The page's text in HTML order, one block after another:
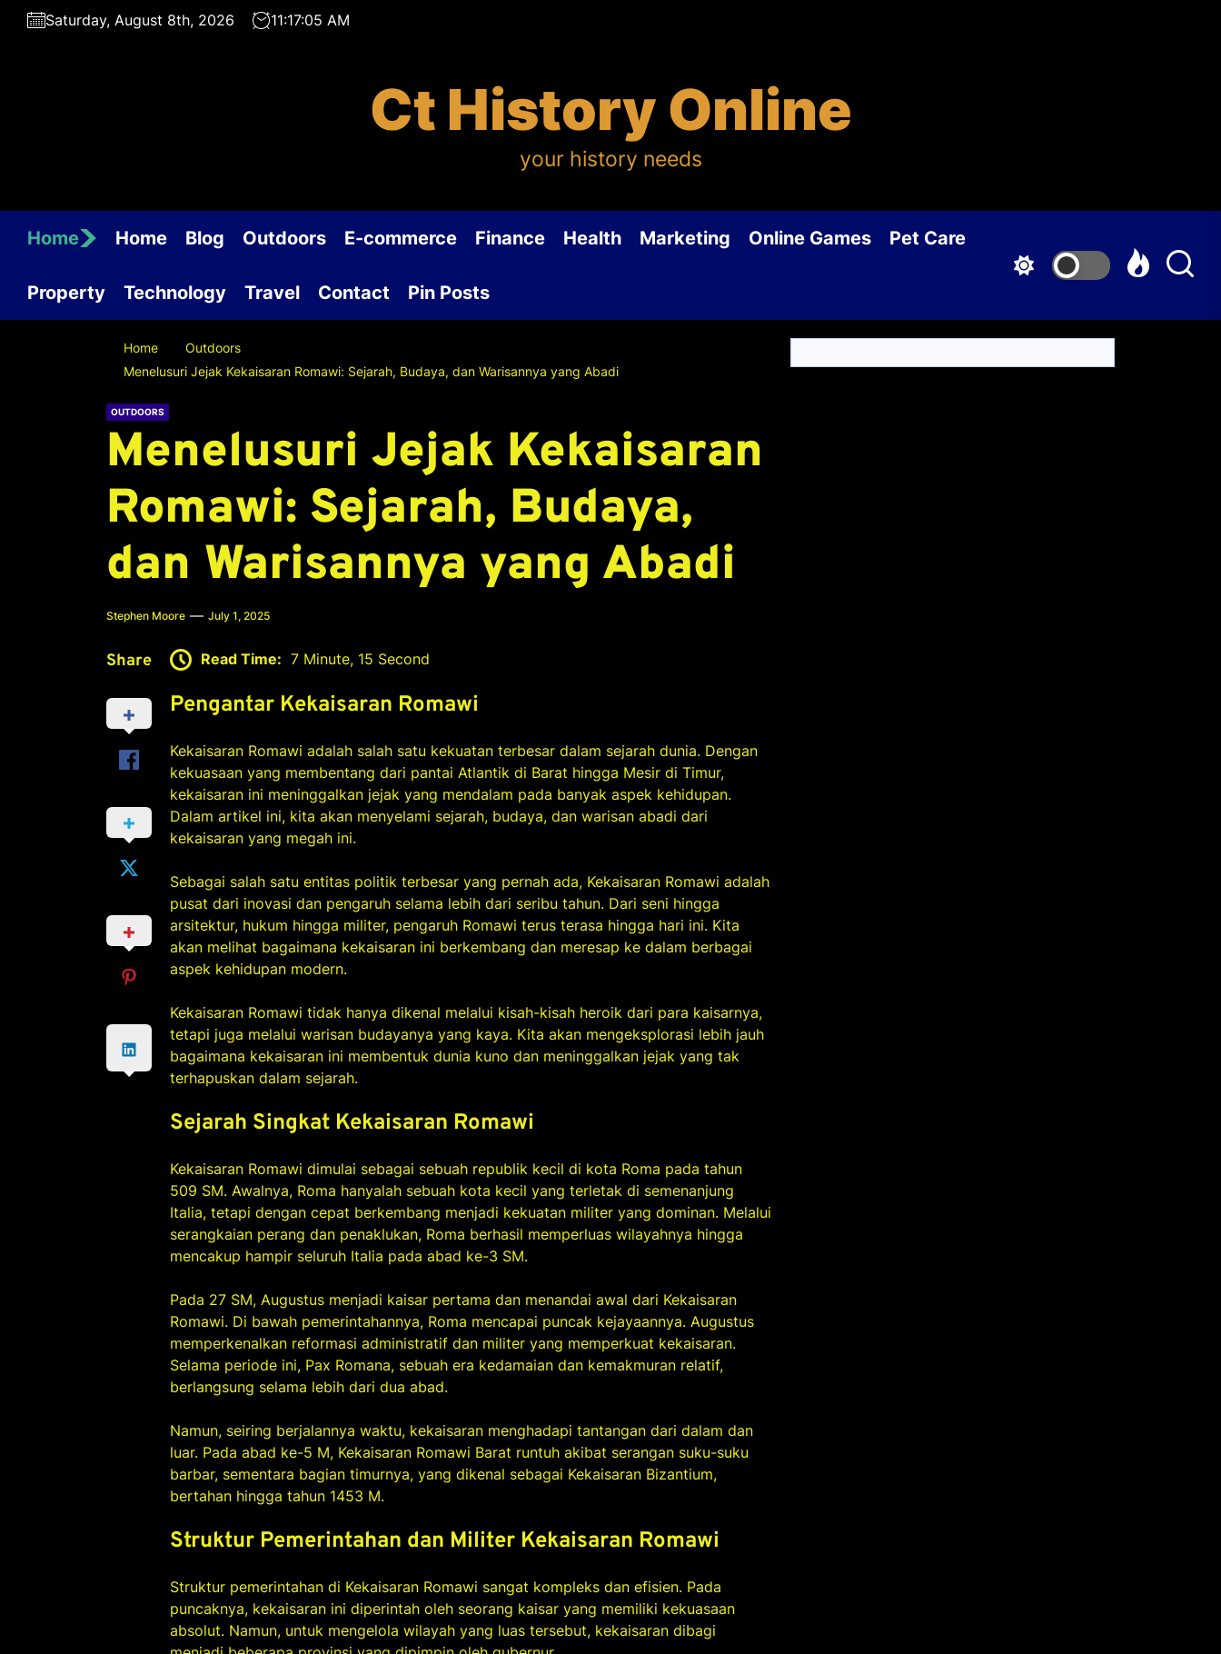
Skip
Saturday, August 8th, 2026 11:17:06 AM
Ct History Online
your history needs
Home Home Blog Outdoors E-commerce Finance Health Marketing Online Games Pet Care
Property Technology Travel Contact Pin Posts
Home
Outdoors
Menelusuri Jejak Kekaisaran Romawi: Sejarah, Budaya, dan Warisannya yang Abadi
OUTDOORS
Menelusuri Jejak Kekaisaran
Romawi: Sejarah, Budaya,
dan Warisannya yang Abadi
Stephen Moore July 1, 2025
Share Read Time: 7 Minute, 15 Second
Pengantar Kekaisaran Romawi
Kekaisaran Romawi adalah salah satu kekuatan terbesar dalam sejarah dunia. Dengan
kekuasaan yang membentang dari pantai Atlantik di Barat hingga Mesir di Timur,
kekaisaran ini meninggalkan jejak yang mendalam pada banyak aspek kehidupan.
Dalam artikel ini, kita akan menyelami sejarah, budaya, dan warisan abadi dari
kekaisaran yang megah ini.
Sebagai salah satu entitas politik terbesar yang pernah ada, Kekaisaran Romawi adalah
pusat dari inovasi dan pengaruh selama lebih dari seribu tahun. Dari seni hingga
arsitektur, hukum hingga militer, pengaruh Romawi terus terasa hingga hari ini. Kita
akan melihat bagaimana kekaisaran ini berkembang dan meresap ke dalam berbagai
aspek kehidupan modern.
Kekaisaran Romawi tidak hanya dikenal melalui kisah-kisah heroik dari para kaisarnya,
tetapi juga melalui warisan budayanya yang kaya. Kita akan mengeksplorasi lebih jauh
bagaimana kekaisaran ini membentuk dunia kuno dan meninggalkan jejak yang tak
terhapuskan dalam sejarah.
Sejarah Singkat Kekaisaran Romawi
Kekaisaran Romawi dimulai sebagai sebuah republik kecil di kota Roma pada tahun
509 SM. Awalnya, Roma hanyalah sebuah kota kecil yang terletak di semenanjung
Italia, tetapi dengan cepat berkembang menjadi kekuatan militer yang dominan. Melalui
serangkaian perang dan penaklukan, Roma berhasil memperluas wilayahnya hingga
mencakup hampir seluruh Italia pada abad ke-3 SM.
Pada 27 SM, Augustus menjadi kaisar pertama dan menandai awal dari Kekaisaran
Romawi. Di bawah pemerintahannya, Roma mencapai puncak kejayaannya. Augustus
memperkenalkan reformasi administratif dan militer yang memperkuat kekaisaran.
Selama periode ini, Pax Romana, sebuah era kedamaian dan kemakmuran relatif,
berlangsung selama lebih dari dua abad.
Namun, seiring berjalannya waktu, kekaisaran menghadapi tantangan dari dalam dan
luar. Pada abad ke-5 M, Kekaisaran Romawi Barat runtuh akibat serangan suku-suku
barbar, sementara bagian timurnya, yang dikenal sebagai Kekaisaran Bizantium,
bertahan hingga tahun 1453 M.
Struktur Pemerintahan dan Militer Kekaisaran Romawi
Struktur pemerintahan di Kekaisaran Romawi sangat kompleks dan efisien. Pada
puncaknya, kekaisaran ini diperintah oleh seorang kaisar yang memiliki kekuasaan
absolut. Namun, untuk mengelola wilayah yang luas tersebut, kekaisaran dibagi